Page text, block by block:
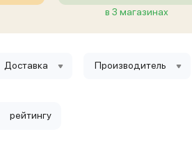
в 3 магазинах
Доставка Производитель
рейтингу